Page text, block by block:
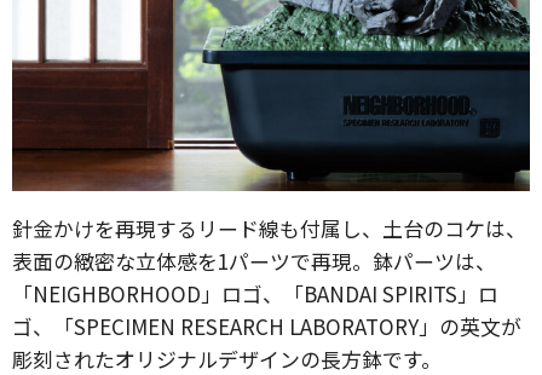
針金かけを再現するリード線も付属し、土台のコケは、
表面の緻密な立体感を1パーツで再現。鉢パーツは、
「NEIGHBORHOOD」ロゴ、「BANDAI SPIRITS」ロ
ゴ、「SPECIMEN RESEARCH LABORATORY」の英文が
彫刻されたオリジナルデザインの長方鉢です。